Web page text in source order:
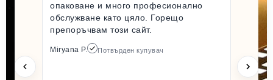
опаковане и много професионално
обслужване като цяло. Горещо
препоръчвам този сайт.
Miryana P. Потвърден купувач